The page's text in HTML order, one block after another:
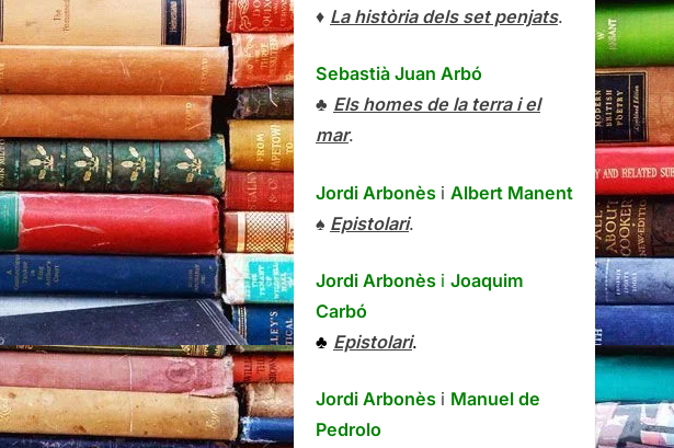
♦ La història dels set penjats.
Sebastià Juan Arbó
♣ Els homes de la terra i el
mar.
Jordi Arbonès i Albert Manent
♠ Epistolari.
Jordi Arbonès i Joaquim
Carbó
♣ Epistolari.
Jordi Arbonès i Manuel de
Pedrolo